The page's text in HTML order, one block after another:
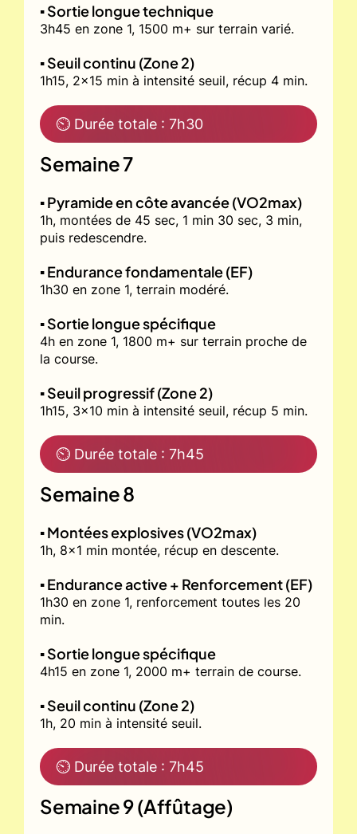
▪️ Sortie longue technique
3h45 en zone 1, 1500 m+ sur terrain varié.
▪️ Seuil continu (Zone 2)
1h15, 2x15 min à intensité seuil, récup 4 min.
⏲ Durée totale : 7h30
Semaine 7
▪️ Pyramide en côte avancée (VO2max)
1h, montées de 45 sec, 1 min 30 sec, 3 min,
puis redescendre.
▪️ Endurance fondamentale (EF)
1h30 en zone 1, terrain modéré.
▪️ Sortie longue spécifique
4h en zone 1, 1800 m+ sur terrain proche de
la course.
▪️ Seuil progressif (Zone 2)
1h15, 3x10 min à intensité seuil, récup 5 min.
⏲ Durée totale : 7h45
Semaine 8
▪️ Montées explosives (VO2max)
1h, 8x1 min montée, récup en descente.
▪️ Endurance active + Renforcement (EF)
1h30 en zone 1, renforcement toutes les 20
min.
▪️ Sortie longue spécifique
4h15 en zone 1, 2000 m+ terrain de course.
▪️ Seuil continu (Zone 2)
1h, 20 min à intensité seuil.
⏲ Durée totale : 7h45
Semaine 9 (Affûtage)